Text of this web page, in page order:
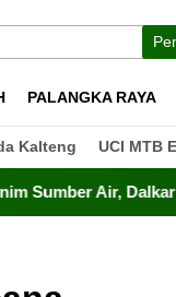
PALANGKA RAYA
Kalteng UCI MTB
Dalkarhutla